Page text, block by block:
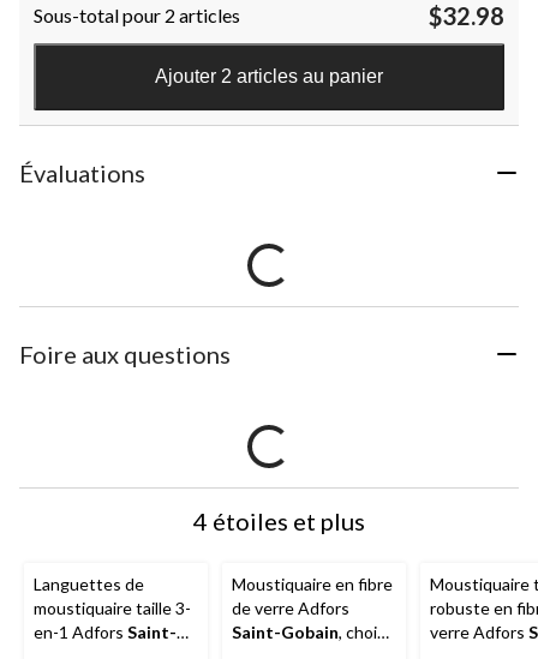
Sous-total pour 2 articles $32.98
Ajouter 2 articles au panier
Évaluations
Foire aux questions
4 étoiles et plus
Languettes de
moustiquaire taille 3-
en-1 Adfors Saint-
Moustiquaire en fibre
de verre Adfors
Saint-Gobain, choix
Moustiquaire
robuste en
verre Adfors